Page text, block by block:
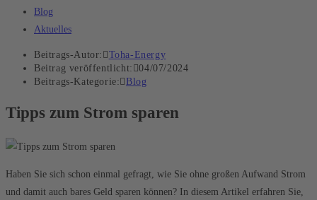
Blog
Aktuelles
Beitrags-Autor:
Toha-Energy
Beitrag veröffentlicht:
04/07/2024
Beitrags-Kategorie:
Blog
Tipps zum Strom sparen
Haben Sie sich schon einmal gefragt, wie Sie ohne großen Aufwand Strom
und damit auch bares Geld sparen können? In diesem Artikel erfahren Sie,